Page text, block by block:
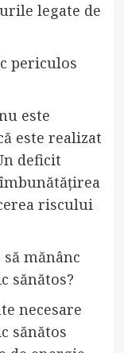
legate de
periculos
este
este realizat
deficit
riscului
mănânc
sănătos?
necesare
sănătos